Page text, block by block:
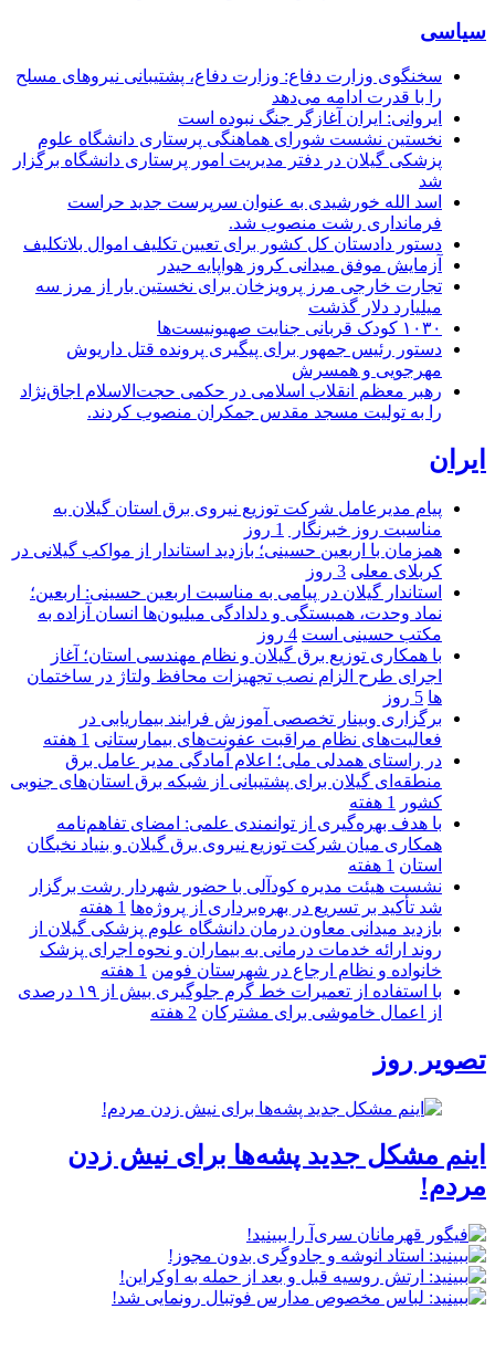
سیاسی
سخنگوی وزارت دفاع: وزارت دفاع، پشتیبانی نیرو‌های مسلح
را با قدرت ادامه می‌دهد
ایروانی: ایران آغازگر جنگ نبوده است
نخستین نشست شورای هماهنگی پرستاری دانشگاه علوم
پزشکی گیلان در دفتر مدیریت امور پرستاری دانشگاه برگزار
شد
اسد الله خورشیدی به عنوان سرپرست جدید حراست
فرمانداری رشت منصوب شد.
دستور دادستان کل کشور برای تعیین تکلیف اموال بلاتکلیف
آزمایش موفق میدانی کروز هواپایه حیدر
تجارت خارجی مرز پرویزخان برای نخستین بار از مرز سه
میلیارد دلار گذشت
۱۰۳۰ کودک قربانی جنایت صهیونیست‌ها
دستور رئیس جمهور برای پیگیری پرونده قتل داریوش
مهرجویی و همسرش
رهبر معظم انقلاب اسلامی در حکمی حجت‌الاسلام اجاق‌نژاد
را به تولیت مسجد مقدس جمکران منصوب کردند.
ایران
پیام مدیرعامل شركت توزیع نیروی برق استان گیلان به
مناسبت روز خبرنگار ‌
1 روز
همزمان با اربعین حسینی؛ بازدید استاندار از مواکب گیلانی در
کربلای معلی 3 روز
استاندار گیلان در پیامی به مناسبت اربعین حسینی: اربعین؛
نماد وحدت، همبستگی و دلدادگی میلیون‌ها انسان آزاده به
مکتب حسینی است 4 روز
با همکاری توزیع برق گیلان و نظام مهندسی استان؛ آغاز
اجرای طرح الزام نصب تجهیزات محافظ ولتاژ در ساختمان
ها 5 روز
برگزاری وبینار تخصصی آموزش فرایند بیماریابی در
فعالیت‌های نظام مراقبت عفونت‌های بیمارستانی 1 هفته
در راستای همدلی ملی؛ اعلام آمادگی مدیر عامل برق
منطقه‌ای گیلان برای پشتیبانی از شبكه برق استان‌های جنوبی
كشور
1 هفته
با هدف بهره‌گیری از توانمندی علمی: امضای تفاهم‌نامه
همكاری میان شركت توزیع نیروی برق گیلان و بنیاد نخبگان
استان 1 هفته
نشست هیئت مدیره کودآلی با حضور شهردار رشت برگزار
شد تأکید بر تسریع در بهره‌برداری از پروژه‌ها 1 هفته
بازدید میدانی معاون درمان دانشگاه علوم پزشکی گیلان از
روند ارائه خدمات درمانی به بیماران و نحوه اجرای پزشک
خانواده و نظام ارجاع در شهرستان فومن 1 هفته
با استفاده از تعمیرات خط گرم جلوگیری بیش از ۱۹ درصدی
از اعمال خاموشی برای مشتركان 2 هفته
تصویر روز
اینم مشکل جدید پشه‌ها برای نیش زدن
مردم!